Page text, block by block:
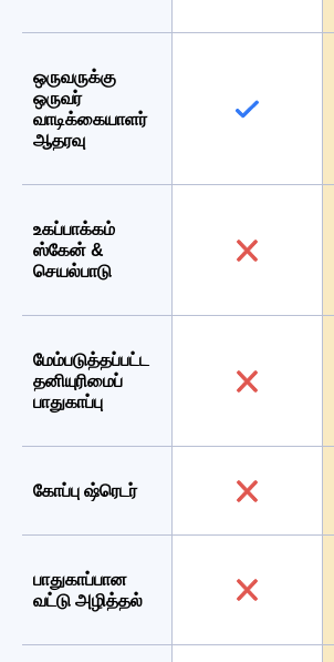
ஒருவருக்கு
ஒருவர்
வாடிக்கையாளர்
ஆதரவு
உகப்பாக்கம்
ஸ்கேன் &
செயல்பாடு
மேம்படுத்தப்பட்ட
தனியுரிமைப்
பாதுகாப்பு
கோப்பு ஷ்ரெடர்
பாதுகாப்பான
வட்டு அழித்தல்